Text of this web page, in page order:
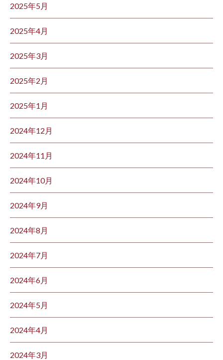
2025年5月
2025年4月
2025年3月
2025年2月
2025年1月
2024年12月
2024年11月
2024年10月
2024年9月
2024年8月
2024年7月
2024年6月
2024年5月
2024年4月
2024年3月